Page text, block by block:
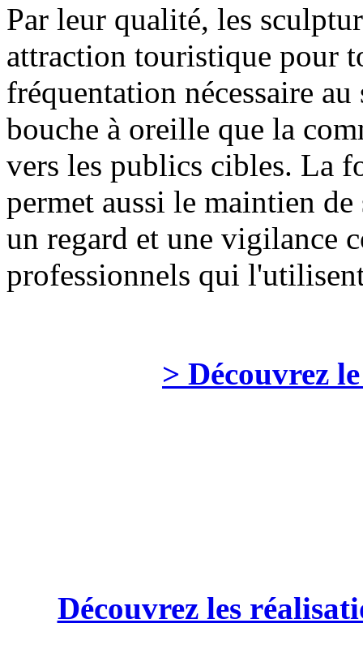
Par leur qualité, les
attraction touristique pour
fréquentation nécessaire
bouche à oreille que la
vers les publics cibles. La
permet aussi le maintien
un regard et une vigilance
professionnels qui
> Découvrez
Découvrez les